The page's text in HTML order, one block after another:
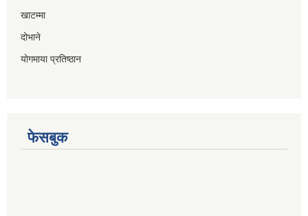
खाटम्मा
दोभाने
योगमाया प्रतिष्ठान
फेसबुक